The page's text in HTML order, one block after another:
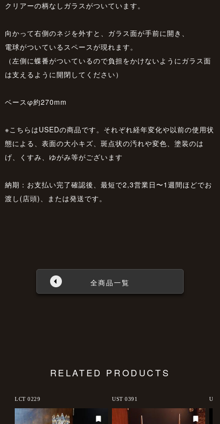
クリアーの柄なしガラスがついています。
向かって右側のネジを外すと、ガラス面が手前に開き、
電球がついているスペースが現れます。
（左側に蝶番がついているので負担をかけないようにガラス面
は支えるように開閉してください）
ベースφ約270mm
※こちらはUSEDの商品です。それぞれ経年変化や以前の使用状
態による、表面の大小キズ、斑点状の汚れや変色、塗装のは
げ、くすみ、ゆがみ等がございます
納期：お支払い完了確認後、最短で2,3営業日〜1週間ほどでお
渡し(店頭)、または発送です。
全商品一覧
RELATED PRODUCTS
LCT 0229 UST 0391